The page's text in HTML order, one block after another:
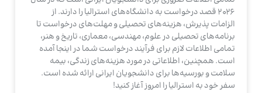
2026 قصد درخواست به دانشگاه‌های استرالیا را دارند. از
الزامات پذیرش، هزینه‌های تحصیلی و مهلت‌های درخواست تا
برنامه‌های تحصیلی در علوم، مهندسی، معماری، تاریخ و هنر،
تمامی اطلاعات لازم برای فرآیند درخواست شما در اینجا آمده
است. همچنین، اطلاعاتی در مورد هزینه‌های زندگی، بیمه
سلامت و بورسیه‌ها برای دانشجویان ایرانی ارائه شده است.
سفر خود به استرالیا را امروز آغاز کنید!